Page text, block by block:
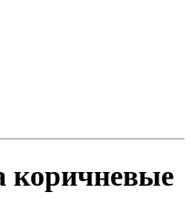
коричневые